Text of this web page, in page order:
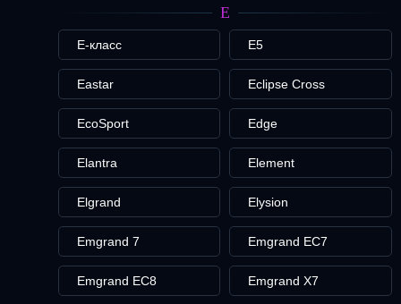
E
E-класс E5
Eastar Eclipse Cross
EcoSport Edge
Elantra Element
Elgrand Elysion
Emgrand 7 Emgrand EC7
Emgrand EC8 Emgrand X7